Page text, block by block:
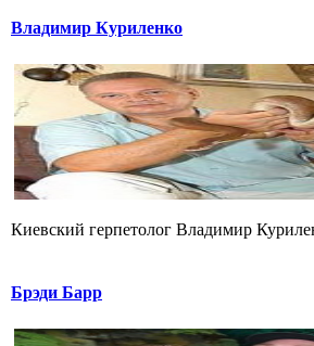
Владимир Куриленко
Киевский герпетолог Владимир
Брэди Барр